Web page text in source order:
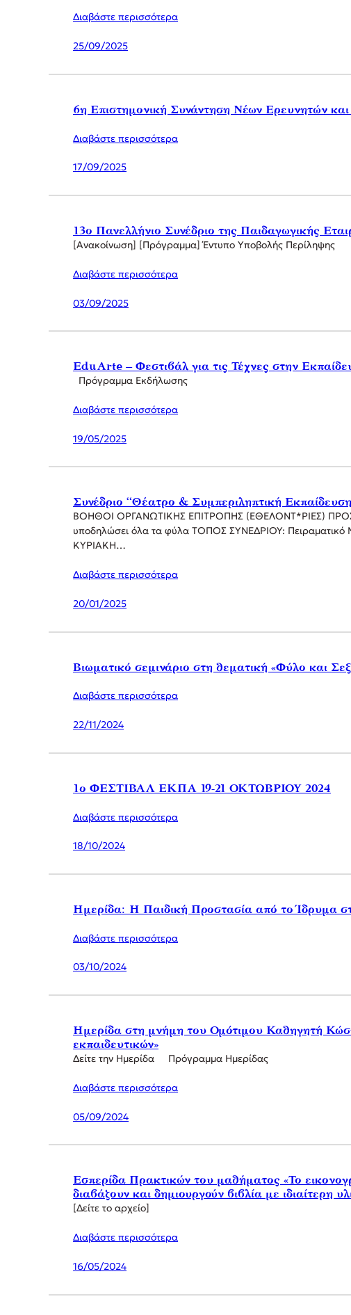
Διαβάστε περισσότερα
25/09/2025
6η Επιστημονική Συνάντηση Νέων Ερευνητών
Διαβάστε περισσότερα
17/09/2025
13ο Πανελλήνιο Συνέδριο της Παιδαγωγικής
[Ανακοίνωση] [Πρόγραμμα] Έντυπο Υποβολής Περίληψης
Διαβάστε περισσότερα
03/09/2025
EduArte – Φεστιβάλ για τις Τέχνες στην
Πρόγραμμα Εκδήλωσης
Διαβάστε περισσότερα
19/05/2025
Συνέδριο “Θέατρο & Συμπεριληπτική
ΒΟΗΘΟΙ ΟΡΓΑΝΩΤΙΚΗΣ ΕΠΙΤΡΟΠΗΣ (ΕΘΕΛΟΝΤ*ΡΙΕΣ)
υποδηλώσει όλα τα φύλα ΤΟΠΟΣ ΣΥΝΕΔΡΙΟΥ:
ΚΥΡΙΑΚΗ…
Διαβάστε περισσότερα
20/01/2025
Βιωματικό σεμινάριο στη θεματική «Φύλο και
Διαβάστε περισσότερα
22/11/2024
1ο ΦΕΣΤΙΒΑΛ ΕΚΠΑ 19-21 ΟΚΤΩΒΡΙΟΥ 2024
Διαβάστε περισσότερα
18/10/2024
Ημερίδα: Η Παιδική Προστασία από το Ίδρυμα
Διαβάστε περισσότερα
03/10/2024
Ημερίδα στη μνήμη του Ομότιμου Καθηγητή
εκπαιδευτικών»
Δείτε την Ημερίδα Πρόγραμμα Ημερίδας
Διαβάστε περισσότερα
05/09/2024
Εσπερίδα Πρακτικών του μαθήματος «Το
διαβάζουν και δημιουργούν βιβλία με ιδιαίτερη
[Δείτε το αρχείο]
Διαβάστε περισσότερα
16/05/2024